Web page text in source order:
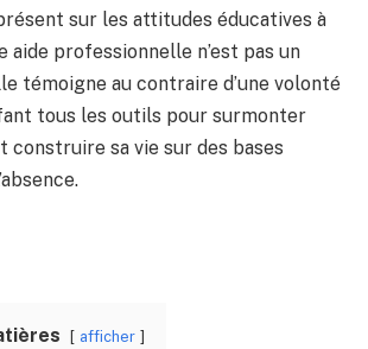
sur les attitudes éducatives à
aide professionnelle n’est pas un
témoigne au contraire d’une volonté
tous les outils pour surmonter
construire sa vie sur des bases
afficher